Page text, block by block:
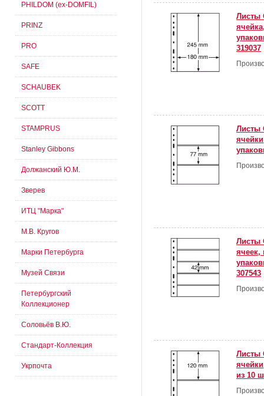
Листы
319037
Листы
Листы
ячеек,
307543
Листы
из 10
PHILDOM (ex-DOMFIL)
PRINZ
PRO
SAFE
SCHAUBEK
SCOTT
STAMPRUS
Stanley Gibbons
Должанский Ю.М.
Зверев
ИТЦ "Марка"
М.В. Кругов
Марки Петербурга
Музей Связи
Петербургский
Коллекционер
Соловьёв В.Ю.
Стандарт-Коллекция
Укрпочта